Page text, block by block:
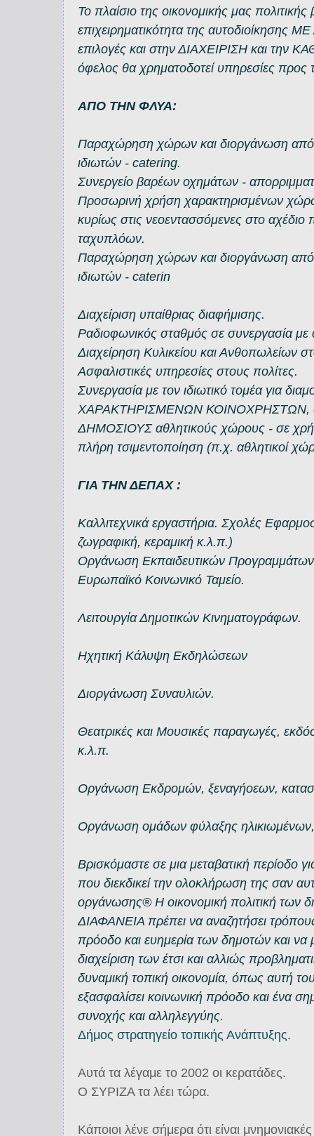
Το πλαίσιο της οικονομικής μας πολιτικής
επιχειρηματικότητα της
επιλογές και στην ΔΙΑΧΕΙΡΙΣΗ και την
όφελος θα χρηματοδοτεί υπηρεσίες προς
ΑΠΟ ΤΗΝ ΦΛΥΑ:
Παραχώρηση χώρων και διοργάνωση
ιδιωτών - catering.
Συνεργείο βαρέων οχημάτων -
Προσωρινή χρήση χαρακτηρισμένων
κυρίως στις νεοεντασσόμενες στο
ταχυπλόων.
Παραχώρηση χώρων και διοργάνωση
ιδιωτών - caterin
Διαχείριση υπαίθριας διαφήμισης.
Ραδιοφωνικός σταθμός σε συνεργασία
Διαχείρηση Κυλικείου και Ανθοπωλείων
Ασφαλιστικές υπηρεσίες στους πολίτες.
Συνεργασία με τον ιδιωτικό τομέα για
ΧΑΡΑΚΤΗΡΙΣΜΕΝΩΝ ΚΟΙΝΟΧΡΗΣΤΩΝ,
ΔΗΜΟΣΙΟΥΣ αθλητικούς χώρους - σε
πλήρη τσιμεντοποίηση (π.χ. αθλητικοί
ΓΙΑ ΤΗΝ ΔΕΠΑΧ :
Καλλιτεχνικά εργαστήρια. Σχολές
ζωγραφική, κεραμική κ.λ.π.)
Οργάνωση Εκπαιδευτικών Προγραμμάτων
Ευρωπαϊκό Κοινωνικό Ταμείο.
Λειτουργία Δημοτικών Κινηματογράφων.
Ηχητική Κάλυψη Εκδηλώσεων
Διοργάνωση Συναυλιών.
Θεατρικές και Μουσικές παραγωγές,
κ.λ.π.
Οργάνωση Εκδρομών, ξεναγήοεων,
Οργάνωση ομάδων φύλαξης
Βρισκόμαστε σε μια μεταβατική περίοδο
που διεκδικεί την ολοκλήρωση της σαν
οργάνωσης® Η οικονομική πολιτική των
ΔΙΑΦΑΝΕΙΑ πρέπει να αναζητήσει
πρόοδο και ευημερία των δημοτών και να
διαχείριση των έτσι και αλλιώς
δυναμική τοπική οικονομία, όπως αυτή
εξασφαλίσει κοινωνική πρόοδο και ένα
συνοχής και αλληλεγγύης.
Δήμος στρατηγείο τοπικής Ανάπτυξης.
Αυτά τα λέγαμε το 2002 οι κερατάδες.
Ο ΣΥΡΙΖΑ τα λέει τώρα.
Κάποιοι λένε σήμερα ότι είναι